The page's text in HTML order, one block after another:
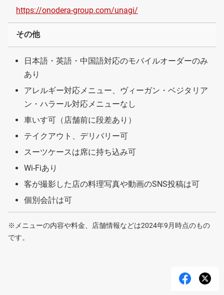
https://onodera-group.com/unagi/
その他
日本語・英語・中国語対応のモバイルオーダーのみ
あり
アレルギー対応メニュー、ヴィーガン・ベジタリア
ン・ハラール対応メニューなし
車いす可（店舗前に段差あり）
テイクアウト、デリバリー可
スーツケースは席に持ち込み可
Wi-Fiあり
客が撮影した店の料理写真や動画のSNS投稿は可
個別会計は可
※メニューの内容や料金、店舗情報などは2024年9月時点のもの
です。